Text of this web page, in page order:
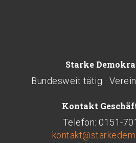
Starke
Bundesweit tätig ·
Kontakt
Telefon: 0151-